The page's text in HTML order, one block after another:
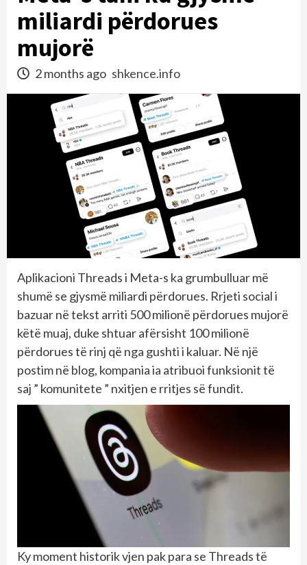
miliardi përdorues
mujorë
2 months ago shkence.info
Aplikacioni Threads i Meta-s ka grumbulluar më
shumë se gjysmë miliardi përdorues. Rrjeti social i
bazuar në tekst arriti 500 milionë përdorues mujorë
këtë muaj, duke shtuar afërsisht 100 milionë
përdorues të rinj që nga gushti i kaluar. Në një
postim në blog, kompania ia atribuoi funksionit të
saj ” komunitete ” nxitjen e rritjes së fundit.
Ky moment historik vjen pak para se Threads të